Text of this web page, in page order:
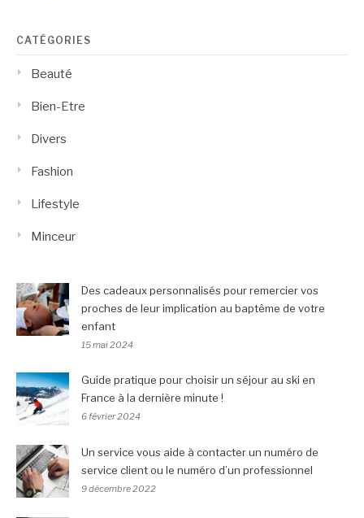
CATÉGORIES
Beauté
Bien-Etre
Divers
Fashion
Lifestyle
Minceur
Des cadeaux personnalisés pour remercier vos
proches de leur implication au baptême de votre
enfant
15 mai 2024
Guide pratique pour choisir un séjour au ski en
France à la dernière minute !
6 février 2024
Un service vous aide à contacter un numéro de
service client ou le numéro d’un professionnel
9 décembre 2022